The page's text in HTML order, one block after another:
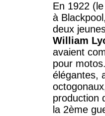
En 1922
à
deux
William
avaient
pour
élégantes,
production
la 2ème